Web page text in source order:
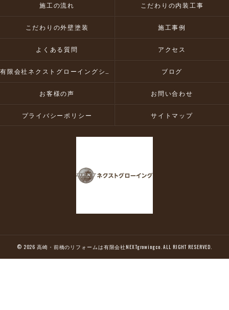
施工の流れ こだわりの内装工事
こだわりの外壁塗装 施工事例
よくある質問 アクセス
ブログ
お客様の声 お問い合わせ
プライバシーポリシー サイトマップ
© 2026 高崎・前橋のリフォームは有限会社NEXTgrowingco. ALL RIGHT RESERVED.